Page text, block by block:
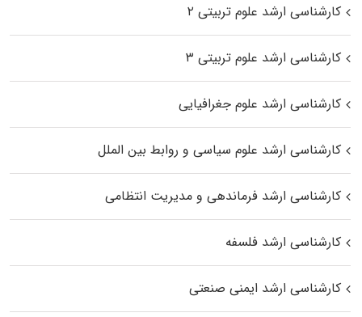
کارشناسی ارشد علوم تربیتی ۲
کارشناسی ارشد علوم تربیتی ۳
کارشناسی ارشد علوم جغرافیایی
کارشناسی ارشد علوم سیاسی و روابط بین الملل
کارشناسی ارشد فرماندهی و مدیریت انتظامی
کارشناسی ارشد فلسفه
کارشناسی ارشد ایمنی صنعتی